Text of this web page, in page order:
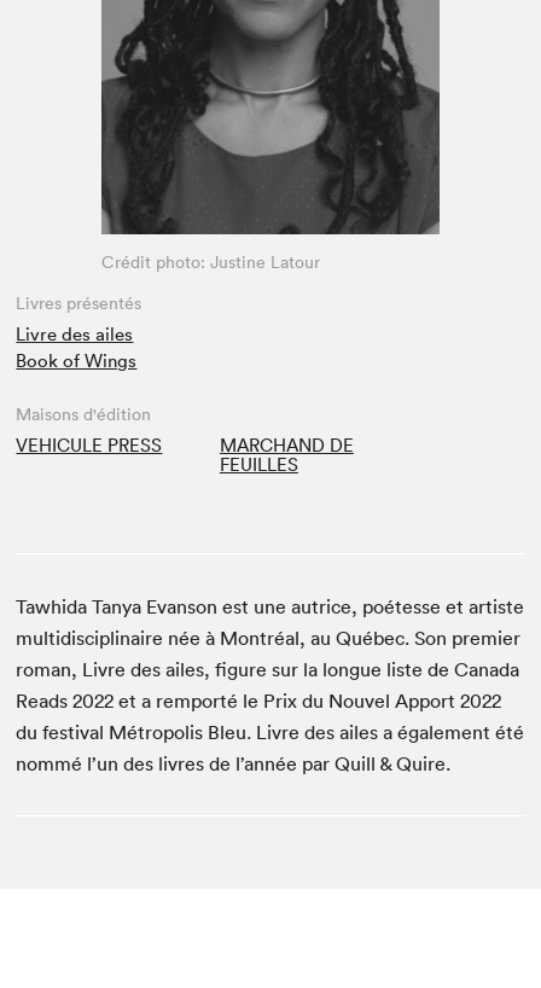
Espace médias
Crédit photo: Justine Latour
Livres présentés
Livre des ailes
Book of Wings
Maisons d'édition
VEHICULE PRESS
MARCHAND DE
FEUILLES
Tawhida Tanya Evanson est une autrice, poétesse et artiste
multidisciplinaire née à Montréal, au Québec. Son premier
roman, Livre des ailes, figure sur la longue liste de Canada
Reads 2022 et a remporté le Prix du Nouvel Apport 2022
du festival Métropolis Bleu. Livre des ailes a également été
nommé l’un des livres de l’année par Quill & Quire.